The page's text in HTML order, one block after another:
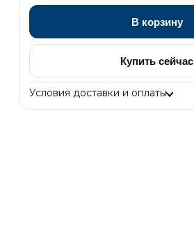
В корзину
Купить сейчас
Условия доставки и оплаты